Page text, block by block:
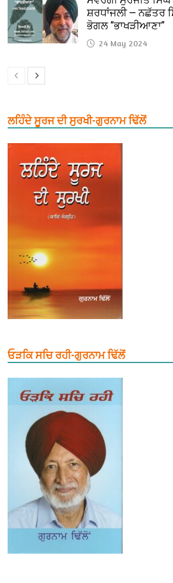
ਸ਼ਰਧਾਂਜਲੀ — ਨਛੱਤਰ
ਭੋਗਲ “ਭਾਖੜੀਆਣਾ”
24 May 2024
ਲਹਿੰਦੇ ਸੂਰਜ ਦੀ ਸੁਰਖੀ-ਗੁਰਨਾਮ ਢਿੱਲੋਂ
ਓੜਕਿ ਸਚਿ ਰਹੀ-ਗੁਰਨਾਮ ਢਿੱਲੋਂ